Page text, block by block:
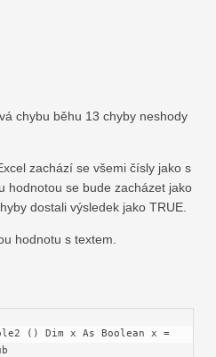
chybu běhu 13 chyby neshody
zachází se všemi čísly jako s
hodnotou se bude zacházet jako
dostali výsledek jako TRUE.
hodnotu s textem.
() Dim x As Boolean x =